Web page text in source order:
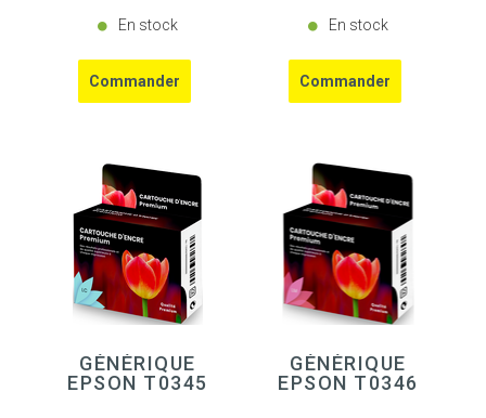
En stock En stock
GÉNÉRIQUE
EPSON T0345
GÉNÉRIQUE
EPSON T0346